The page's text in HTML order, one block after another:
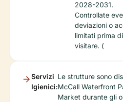
2028-2031.
Controllate
deviazioni o
limitati prima di
visitare. (
Servizi
Igienici:
Le strutture sono
McCall Waterfront
Market durante gli